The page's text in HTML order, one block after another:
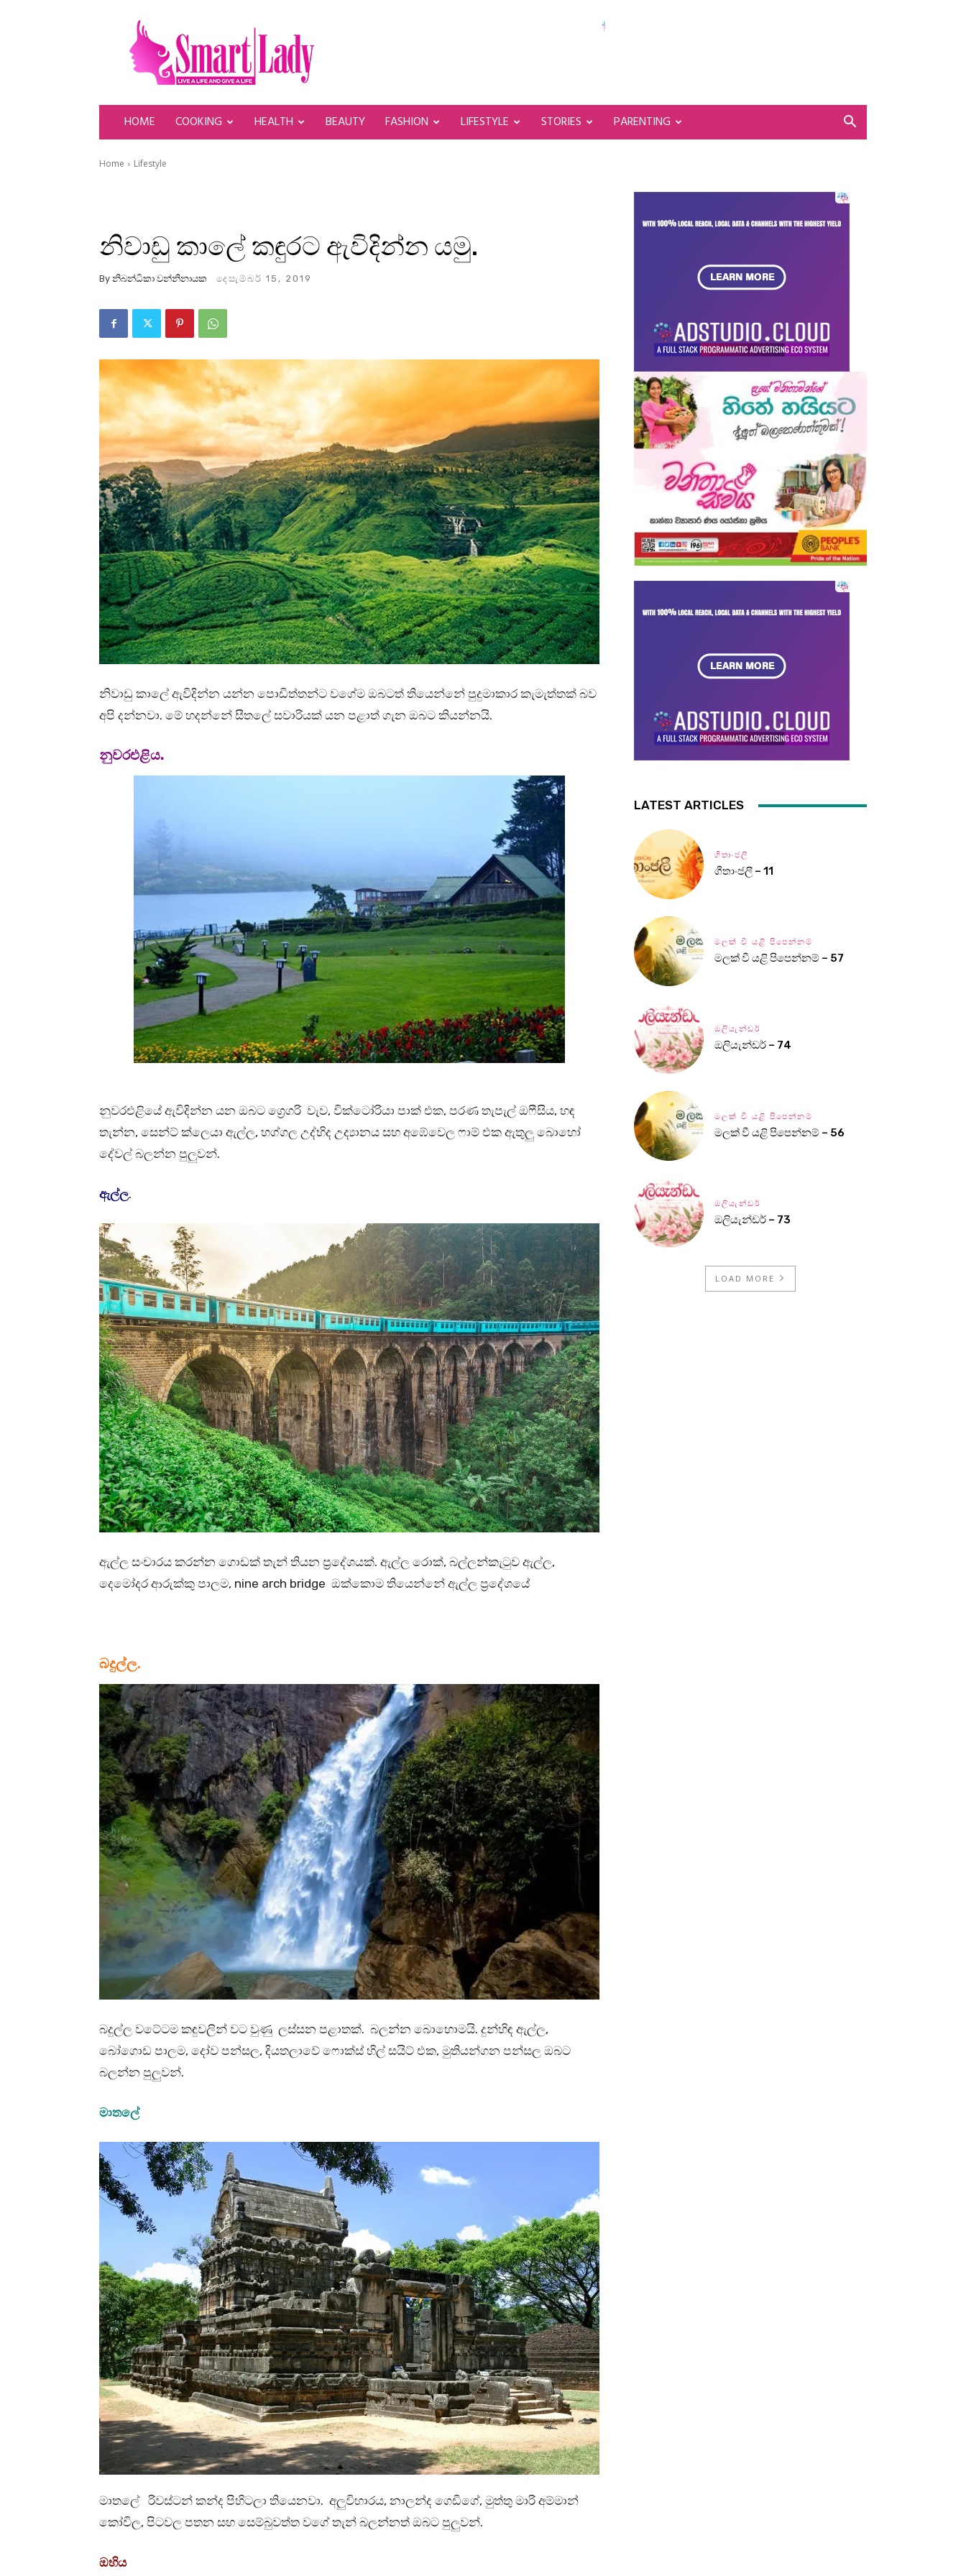
SmartLady
HOME COOKING HEALTH BEAUTY FASHION LIFESTYLE STORIES PARENTING
Home Lifestyle
නිවාඩු කාලේ කඳුරට ඇවිදින්න යමු.
By නිබන්ධිකා වන්නිනායක දෙසැම්බර් 15, 2019
නිවාඩු කාලේ ඇවිදින්න යන්න පොඩිත්තන්ට වගේම ඔබටත් තියෙන්නේ පුදුමාකාර කැමැත්තක් බව
අපි දන්නවා. මේ හදන්නේ සීතලේ සවාරියක් යන පළාත් ගැන ඔබට කියන්නයි.
නුවරඑළිය.
නුවරඑළියේ ඇවිදින්න යන ඔබට ග්‍රෙගරි වැව, වික්ටෝරියා පාක් එක, පරණ තැපැල් ඔෆීසිය, හඳ
තැන්න, සෙන්ට් ක්ලෙයා ඇල්ල, හග්ගල උද්භිද උද්‍යානය සහ අඹේවෙල ෆාම් එක ඇතුලු බොහෝ
දේවල් බලන්න පුලුවන්.
ඇල්ල.
ඇල්ල සංචාරය කරන්න ගොඩක් තැන් තියන ප්‍රදේශයක්. ඇල්ල රොක්, බල්ලන්කැටුව ඇල්ල,
දෙමෝදර ආරුක්කු පාලම, nine arch bridge ඔක්කොම තියෙන්නේ ඇල්ල ප්‍රදේශයේ
බදුල්ල.
බදුල්ල වටේටම කඳුවලින් වට වුණු ලස්සන පළාතක්. බලන්න බොහොමයි. දුන්හිඳ ඇල්ල,
බෝගොඩ පාලම, දෝව පන්සල, දියතලාවේ ෆොක්ස් හිල් සයිට් එක, මුතියන්ගන පන්සල ඔබට
බලන්න පුලුවන්.
මාතලේ
මාතලේ රිවස්ටන් කන්ද පිහිටලා තියෙනවා. අලුවිහාරය, නාලන්ද ගෙඩිගේ, මුත්තු මාරි අම්මාන්
කෝවිල, පිටවල පතන සහ සෙම්බුවත්ත වගේ තැන් බලන්නත් ඔබට පුලුවන්.
ඔහිය
LATEST ARTICLES
ගීතාංජලී
ගීතාංජලී – 11
මලක් වී යළි පිපෙන්නම්
මලක් වී යළි පිපෙන්නම් – 57
ඔලියැන්ඩර්
ඔලියැන්ඩර් – 74
මලක් වී යළි පිපෙන්නම්
මලක් වී යළි පිපෙන්නම් – 56
ඔලියැන්ඩර්
ඔලියැන්ඩර් – 73
LOAD MORE